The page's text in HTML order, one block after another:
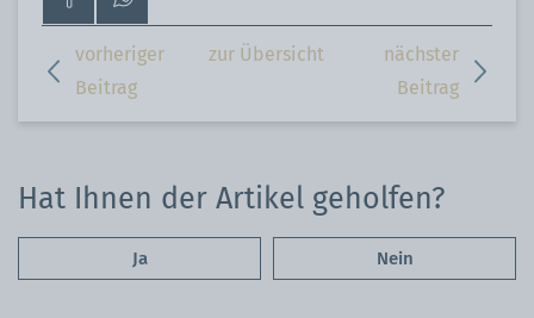
Facebook-
uns
auf
WhatsApp
vorheriger
Beitrag
zur Übersicht
nächster
Beitrag
Hat Ihnen der Artikel geholfen?
Ja Nein